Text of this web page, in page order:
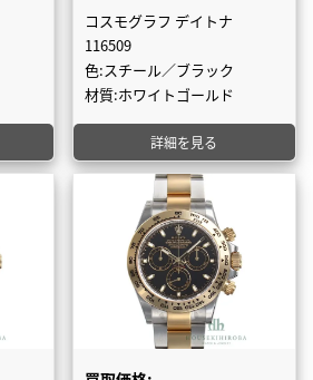
コスモグラフ デイトナ
116509
色:スチール／ブラック
材質:ホワイトゴールド
詳細を見る